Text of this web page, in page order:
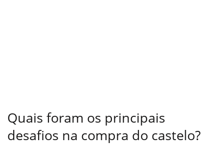
Quais foram os principais
desafios na compra do castelo?